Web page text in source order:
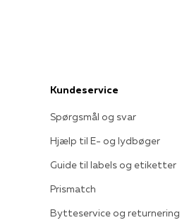
Kundeservice
Spørgsmål og svar
Hjælp til E- og lydbøger
Guide til labels og etiketter
Prismatch
Bytteservice og returnering